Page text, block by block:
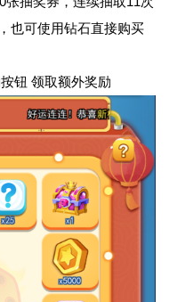
也可使用钻石直接购买
钮 领取额外奖励